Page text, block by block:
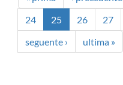
24
25 26 27
seguente ›
ultima »